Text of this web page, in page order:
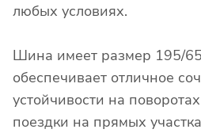
любых условиях.
Шина имеет размер 195/
обеспечивает отличное
устойчивости на
поездки на прямых